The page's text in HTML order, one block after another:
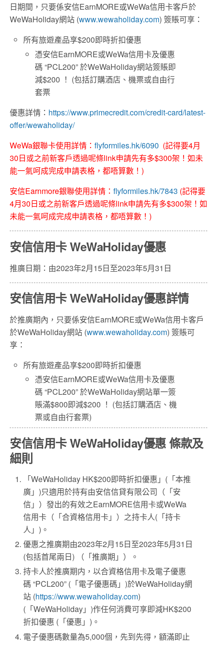
日期間，只要係安信EarnMORE或WeWa信用卡客戶於
WeWaHoliday網站 (www.wewaholiday.com) 簽賬可享：
所有旅遊產品享$200即時折扣優惠
憑安信EarnMORE或WeWa信用卡及優惠
碼 “PCL200” 於WeWaHoliday網站簽賬即
減$200 ！ (包括訂購酒店、機票或自由行
套票
優惠詳情： https://www.primecredit.com/credit-card/latest-
offer/wewaholiday/
WeWa銀聯卡使用詳情： flyformiles.hk/6090 (記得要4月
30日或之前新客戶透過呢條link申請先有多$300架！如未
能一氣呵成完成申請表格，都唔算數！)
安信Earnmore銀聯使用詳情： flyformiles.hk/7843 (記得要
4月30日或之前新客戶透過呢條link申請先有多$300架！如
未能一氣呵成完成申請表格，都唔算數！)
安信信用卡 WeWaHoliday優惠
推廣日期：由2023年2月15日至2023年5月31日
安信信用卡 WeWaHoliday優惠詳情
於推廣期內，只要係安信EarnMORE或WeWa信用卡客戶
於WeWaHoliday網站 (www.wewaholiday.com) 簽賬可
享：
所有旅遊產品享$200即時折扣優惠
憑安信EarnMORE或WeWa信用卡及優惠
碼 “PCL200” 於WeWaHoliday網站單一簽
賬滿$800即減$200 ！ (包括訂購酒店、機
票或自由行套票)
安信信用卡 WeWaHoliday優惠 條款及
細則
「WeWaHoliday HK$200即時折扣優惠」(「本推
廣」)只適用於持有由安信信貸有限公司（「安
信」）發出的有效之EarnMORE信用卡或WeWa
信用卡（「合資格信用卡」）之持卡人(「持卡
人」)。
優惠之推廣期由2023年2月15日至2023年5月31日
(包括首尾兩日) （「推廣期」）。
持卡人於推廣期内，以合資格信用卡及電子優惠
碼 “PCL200” (「電子優惠碼」)於WeWaHoliday網
站 (https://www.wewaholiday.com)
(「WeWaHoliday」)作任何消費可享即減HK$200
折扣優惠 (「優惠」)。
電子優惠碼數量為5,000個，先到先得，額滿即止